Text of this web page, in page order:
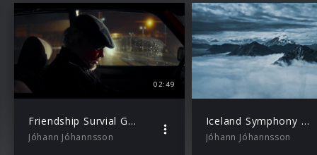
02:49
Friendship Survial Guide – Chapter 1 (White Gloves & Turtlenecks)
Jóhann Jóhannsson
Iceland Symphony Orchestra, Daniel Bjarnason, Paul Corley – A Prayer to the Dynamo – Part 1
Jóhann Jóhannsson